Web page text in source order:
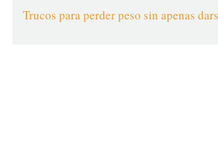
Trucos para perder peso sin apenas